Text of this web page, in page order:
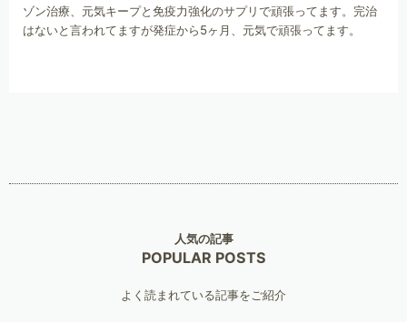
ゾン治療、元気キープと免疫力強化のサプリで頑張ってます。完治
はないと言われてますが発症から5ヶ月、元気で頑張ってます。
人気の記事
POPULAR POSTS
よく読まれている記事をご紹介